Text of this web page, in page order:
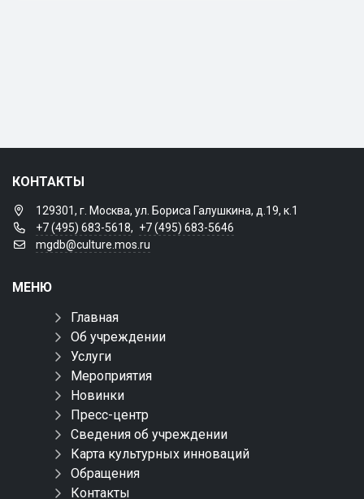
КОНТАКТЫ
129301, г. Москва, ул. Бориса Галушкина, д.19, к.1
+7 (495) 683-5618, +7 (495) 683-5646
mgdb@culture.mos.ru
МЕНЮ
Главная
Об учреждении
Услуги
Мероприятия
Новинки
Пресс-центр
Сведения об учреждении
Карта культурных инноваций
Обращения
Контакты